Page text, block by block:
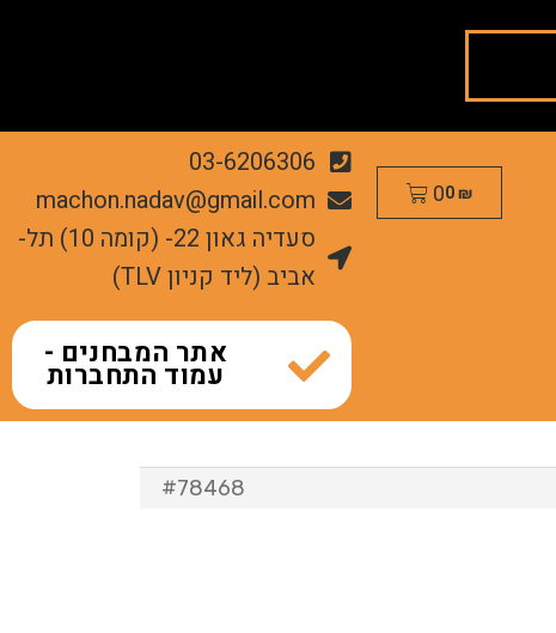
0₪
0
03-6206306
machon.nadav@gmail.com
סעדיה גאון 22- (קומה 10) תל-
אביב (ליד קניון TLV)
אתר המבחנים -
עמוד התחברות
#78468